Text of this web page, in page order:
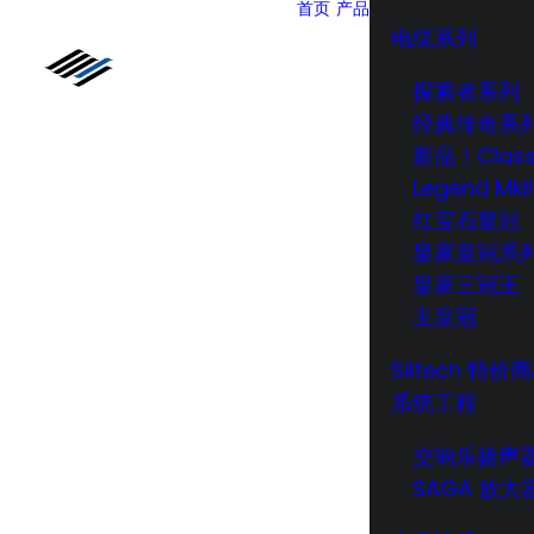
首页 产品
电缆系列
探索者系列
经典传奇系
新品！
Legend
红宝石皇冠
皇家皇冠系
皇家三冠王
主皇冠
Siltech 特价
系统工程
交响乐扬声
SAGA 放大